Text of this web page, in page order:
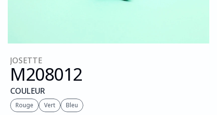
JOSETTE
M208012
COULEUR
Rouge Vert Bleu